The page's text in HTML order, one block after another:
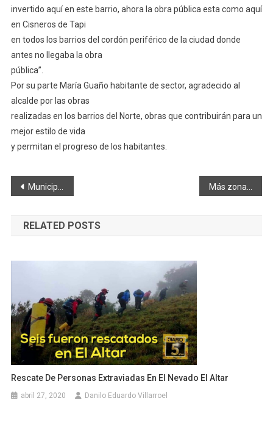
invertido aquí en este barrio, ahora la obra pública esta como aquí
en Cisneros de Tapi
en todos los barrios del cordón periférico de la ciudad donde
antes no llegaba la obra
pública”.
Por su parte María Guaño habitante de sector, agradecido al
alcalde por las obras
realizadas en los barrios del Norte, obras que contribuirán para un
mejor estilo de vida
y permitan el progreso de los habitantes.
Navegación
de
entradas
Municipio entregó aulas en la Escuela de Educación Básica Juan de Lavalle
RELATED POSTS
Rescate De Personas Extraviadas En El Nevado El Altar
abril 27, 2020 Danilo Eduardo Villarroel